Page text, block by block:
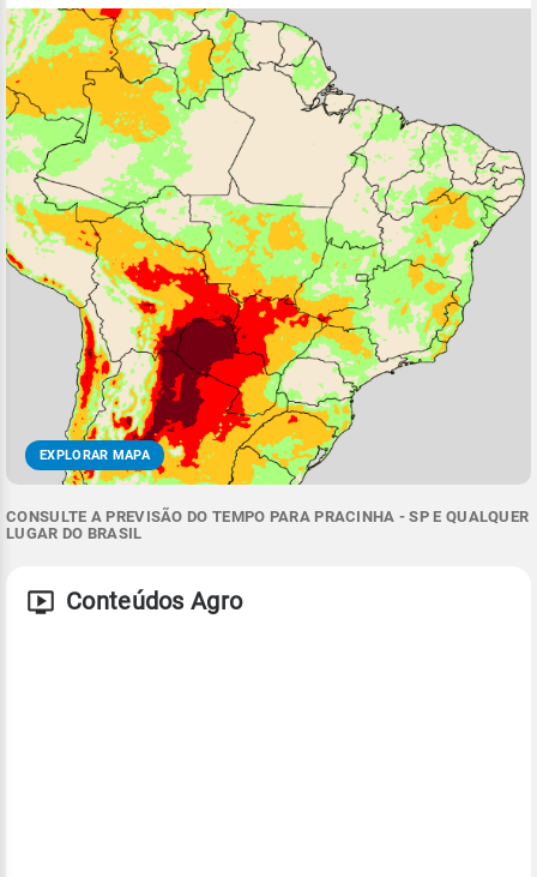
EXPLORAR MAPA
CONSULTE A PREVISÃO DO TEMPO PARA PRACINHA - SP E QUALQUER
LUGAR DO BRASIL
Conteúdos Agro